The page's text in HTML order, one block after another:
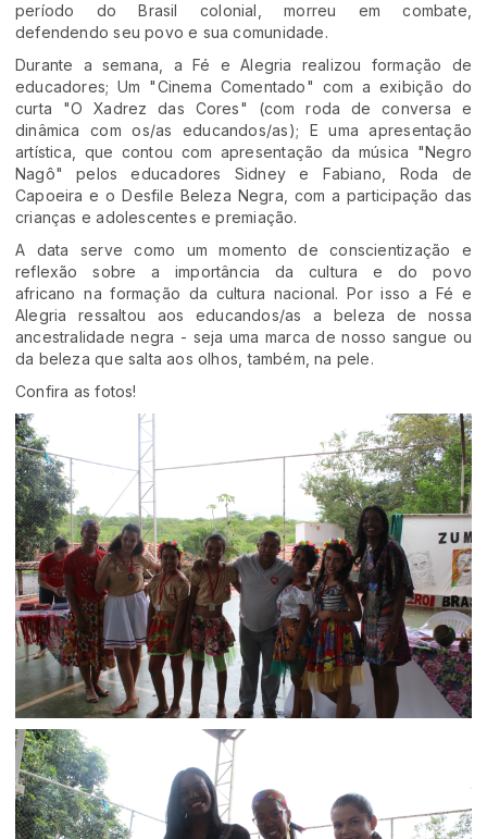
período do Brasil colonial, morreu em combate,
defendendo seu povo e sua comunidade.
Durante a semana, a Fé e Alegria realizou formação de
educadores; Um "Cinema Comentado" com a exibição do
curta "O Xadrez das Cores" (com roda de conversa e
dinâmica com os/as educandos/as); E uma apresentação
artística, que contou com apresentação da música "Negro
Nagô" pelos educadores Sidney e Fabiano, Roda de
Capoeira e o Desfile Beleza Negra, com a participação das
crianças e adolescentes e premiação.
A data serve como um momento de conscientização e
reflexão sobre a importância da cultura e do povo
africano na formação da cultura nacional. Por isso a Fé e
Alegria ressaltou aos educandos/as a beleza de nossa
ancestralidade negra - seja uma marca de nosso sangue ou
da beleza que salta aos olhos, também, na pele.
Confira as fotos!